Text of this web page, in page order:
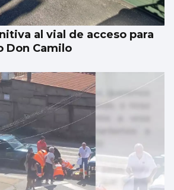
al vial de acceso para
Don Camilo